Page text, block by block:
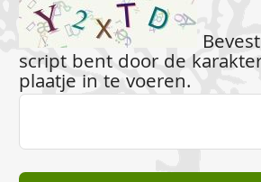
script bent door de
plaatje in te voeren.